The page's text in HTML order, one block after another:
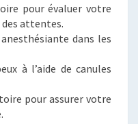
pour évaluer votre
attentes.
dans les
à l’aide de canules
pour assurer votre